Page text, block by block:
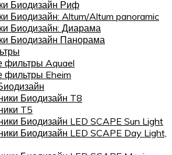
Биодизайн Риф
Биодизайн: Altum/Altum panoramic
Биодизайн: Диарама
Биодизайн Панорама
фильтры Aquael
фильтры Eheim
Биодизайн T8
T5
Биодизайн LED SCAPE Sun Light
Биодизайн LED SCAPE Day Light,